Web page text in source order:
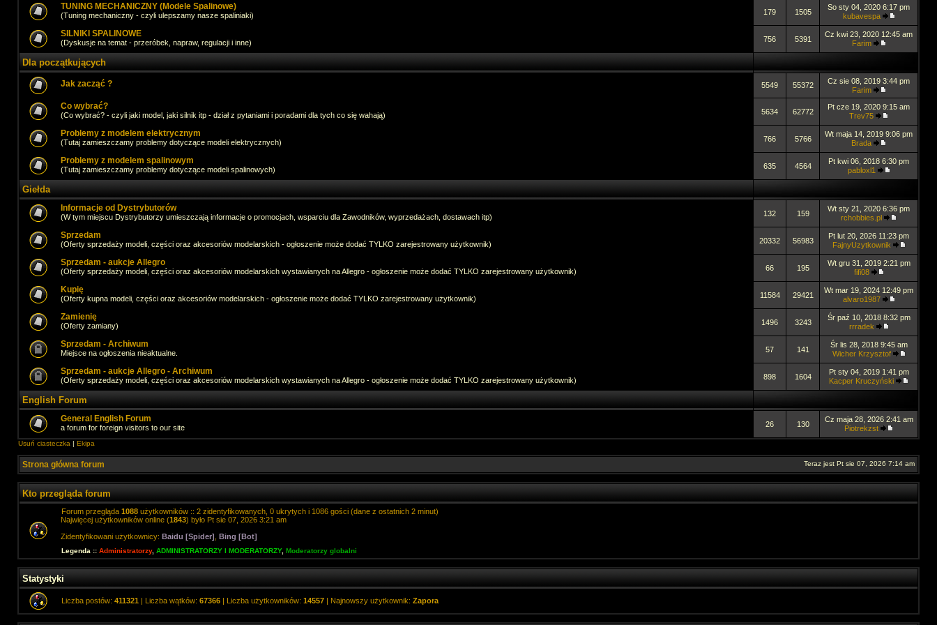
TUNING MECHANICZNY (Modele Spalinowe)
(Tuning mechaniczny - czyli ulepszamy nasze spaliniaki) 179 1505
So sty 04, 2020 6:17 pm
kubavespa
SILNIKI SPALINOWE
(Dyskusje na temat - przeróbek, napraw, regulacji i inne) 756 5391
Cz kwi 23, 2020 12:45 am
Farim
Dla początkujących
Jak zacząć ? 5549 55372
Cz sie 08, 2019 3:44 pm
Farim
Co wybrać?
(Co wybrać? - czyli jaki model, jaki silnik itp - dział z pytaniami i poradami dla tych co się wahają) 5634 62772
Pt cze 19, 2020 9:15 am
Trev75
Problemy z modelem elektrycznym
(Tutaj zamieszczamy problemy dotyczące modeli elektrycznych) 766 5766
Wt maja 14, 2019 9:06 pm
Brada
Problemy z modelem spalinowym
(Tutaj zamieszczamy problemy dotyczące modeli spalinowych) 635 4564
Pt kwi 06, 2018 6:30 pm
pabloxl1
Giełda
Informacje od Dystrybutorów
(W tym miejscu Dystrybutorzy umieszczają informacje o promocjach, wsparciu dla Zawodników, wyprzedażach, dostawach itp) 132 159
Wt sty 21, 2020 6:36 pm
rchobbies.pl
Sprzedam
(Oferty sprzedaży modeli, części oraz akcesoriów modelarskich - ogłoszenie może dodać TYLKO zarejestrowany użytkownik) 20332 56983
Pt lut 20, 2026 11:23 pm
FajnyUzytkownik
Sprzedam - aukcje Allegro
(Oferty sprzedaży modeli, części oraz akcesoriów modelarskich wystawianych na Allegro - ogłoszenie może dodać TYLKO zarejestrowany użytkownik) 66 195
Wt gru 31, 2019 2:21 pm
fifi08
Kupię
(Oferty kupna modeli, części oraz akcesoriów modelarskich - ogłoszenie może dodać TYLKO zarejestrowany użytkownik) 11584 29421
Wt mar 19, 2024 12:49 pm
alvaro1987
Zamienię
(Oferty zamiany) 1496 3243
Śr paź 10, 2018 8:32 pm
rrradek
Sprzedam - Archiwum
Miejsce na ogłoszenia nieaktualne. 57 141
Śr lis 28, 2018 9:45 am
Wicher Krzysztof
Sprzedam - aukcje Allegro - Archiwum
(Oferty sprzedaży modeli, części oraz akcesoriów modelarskich wystawianych na Allegro - ogłoszenie może dodać TYLKO zarejestrowany użytkownik) 898 1604
Pt sty 04, 2019 1:41 pm
Kacper Kruczyński
English Forum
General English Forum
a forum for foreign visitors to our site 26 130
Cz maja 28, 2026 2:41 am
Piotrekzst
Usuń ciasteczka | Ekipa
Strona główna forum Teraz jest Pt sie 07, 2026 7:14 am
Kto przegląda forum
Forum przegląda 1088 użytkowników :: 2 zidentyfikowanych, 0 ukrytych i 1086 gości (dane z ostatnich 2 minut)
Najwięcej użytkowników online (1843) było Pt sie 07, 2026 3:21 am
Zidentyfikowani użytkownicy: Baidu [Spider] Bing [Bot]
Legenda :: Administratorzy, ADMINISTRATORZY I MODERATORZY, Moderatorzy globalni
Statystyki
Liczba postów: 411321 | Liczba wątków: 67366 | Liczba użytkowników: 14557 | Najnowszy użytkownik: Zapora